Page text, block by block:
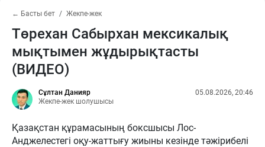
← Басты бет Жекпе-жек
Төрехан Сабырхан мексикалық
мықтымен жұдырықтасты
(ВИДЕО)
Сұлтан Данияр
Жекпе-жек шолушысы
05.08.2026, 20:46
Қазақстан құрамасының боксшысы Лос-
Анджелестегі оқу-жаттығу жиыны кезінде тәжірибелі